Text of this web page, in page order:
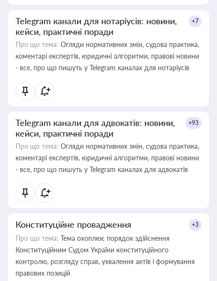
Telegram канали для нотаріусів: новини,
кейси, практичні поради
+7
Про що тема: Огляди нормативних змін, судова практика,
коментарі експертів, юридичні алгоритми, правові новини
- все, про що пишуть у Telegram каналах для нотаріусів
Telegram канали для адвокатів: новини,
кейси, практичні поради
+93
Про що тема: Огляди нормативних змін, судова практика,
коментарі експертів, юридичні алгоритми, правові новини
- все, про що пишуть у Telegram каналах для адвокатів
Конституційне провадження +3
Про що тема: Тема охоплює порядок здійснення
Конституційним Судом України конституційного
контролю, розгляду справ, ухвалення актів і формування
правових позицій